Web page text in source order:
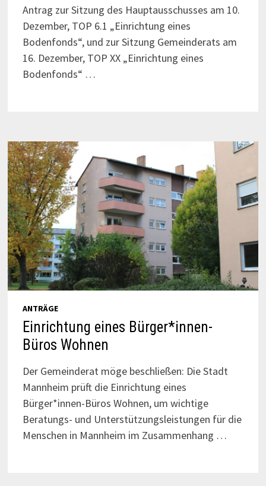
Antrag zur Sitzung des Hauptausschusses am 10.
Dezember, TOP 6.1 „Einrichtung eines
Bodenfonds“, und zur Sitzung Gemeinderats am
16. Dezember, TOP XX „Einrichtung eines
Bodenfonds“ …
ANTRÄGE
Einrichtung eines Bürger*innen-
Büros Wohnen
Der Gemeinderat möge beschließen: Die Stadt
Mannheim prüft die Einrichtung eines
Bürger*innen-Büros Wohnen, um wichtige
Beratungs- und Unterstützungsleistungen für die
Menschen in Mannheim im Zusammenhang …